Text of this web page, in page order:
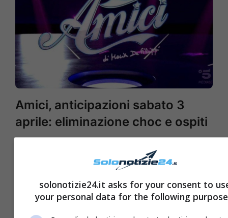
Amici, anticipazioni sabato 3
aprile: eliminazione choc e ospiti
solonotizie24.it asks for your consent to
your personal data for the following